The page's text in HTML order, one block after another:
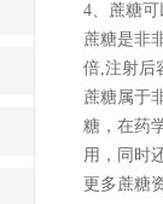
4、蔗糖
蔗糖是非
倍,注射后
蔗糖属于
糖，在药
用，同时
更多蔗糖